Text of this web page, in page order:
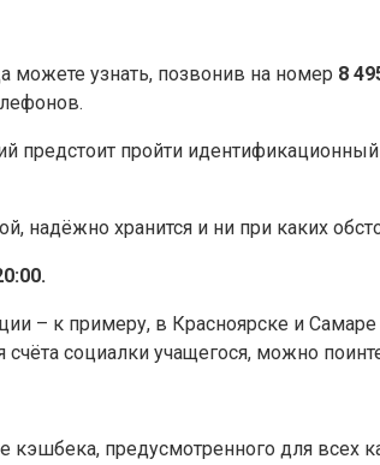
можете узнать, позвонив на номер 8
предстоит пройти
надёжно хранится и ни при каких
– к примеру, в Красноярске и
счёта социалки учащегося, можно
кэшбека, предусмотренного для всех